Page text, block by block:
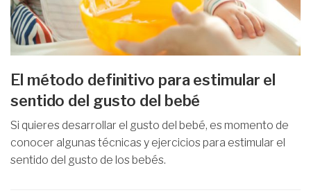
El método definitivo para estimular el
sentido del gusto del bebé
Si quieres desarrollar el gusto del bebé, es momento de
conocer algunas técnicas y ejercicios para estimular el
sentido del gusto de los bebés.